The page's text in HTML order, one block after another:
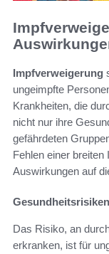
Impfverweigerung
ungeimpfte
Krankheiten, die
nicht nur ihre
gefährdeten
Fehlen einer
Auswirkungen auf
Das Risiko, an
erkranken, ist für